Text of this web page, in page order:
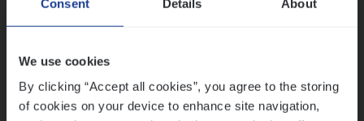
Consent Details About
We use cookies
By clicking “Accept all cookies”, you agree to the storing
of cookies on your device to enhance site navigation,
humor
Thalia zoekt graag oplossingen, in games én op het
werk